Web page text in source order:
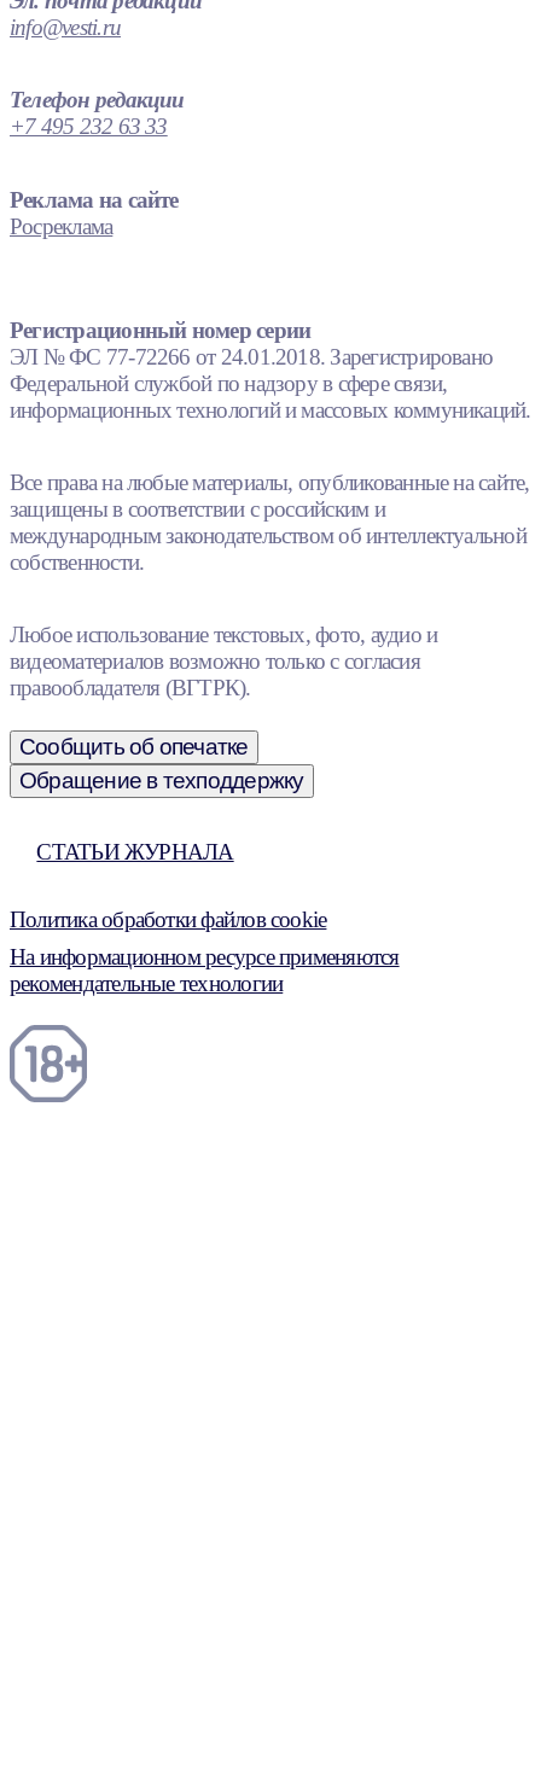
info@vesti.ru
Телефон редакции
+7 495 232 63 33
Реклама на сайте
Росреклама
Регистрационный номер серии
ЭЛ № ФС 77-72266 от 24.01.2018. Зарегистрировано
Федеральной службой по надзору в сфере связи,
информационных технологий и массовых коммуникаций.
Все права на любые материалы, опубликованные на сайте,
защищены в соответствии с российским и
международным законодательством об интеллектуальной
собственности.
Любое использование текстовых, фото, аудио и
видеоматериалов возможно только с согласия
правообладателя (ВГТРК).
Сообщить об опечатке
Обращение в техподдержку
СТАТЬИ ЖУРНАЛА
Политика обработки файлов cookie
На информационном ресурсе применяются
рекомендательные технологии